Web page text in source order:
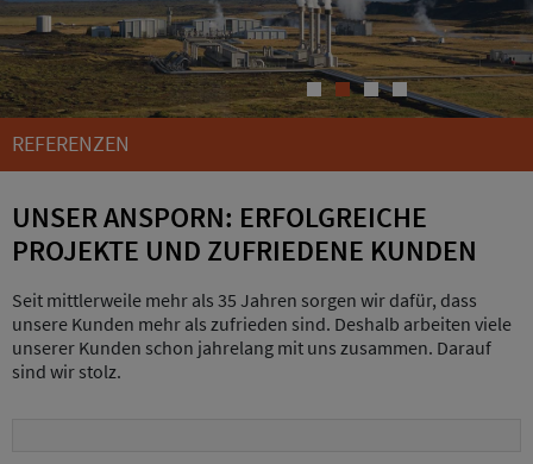
1 2 3 4
REFERENZEN
UNSER ANSPORN: ERFOLGREICHE
PROJEKTE UND ZUFRIEDENE KUNDEN
Seit mittlerweile mehr als 35 Jahren sorgen wir dafür, dass
unsere Kunden mehr als zufrieden sind. Deshalb arbeiten viele
unserer Kunden schon jahrelang mit uns zusammen. Darauf
sind wir stolz.